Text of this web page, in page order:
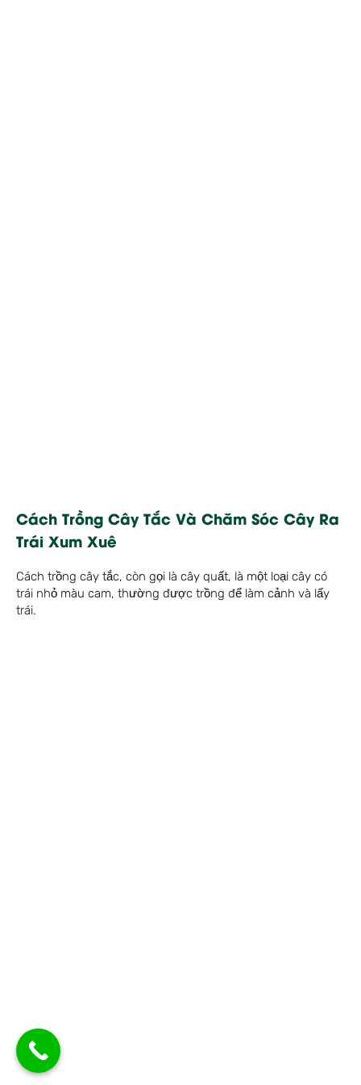
Cách Trồng Cây Tắc Và Chăm Sóc Cây Ra
Trái Xum Xuê
Cách trồng cây tắc, còn gọi là cây quất, là một loại cây có
trái nhỏ màu cam, thường được trồng để làm cảnh và lấy
trái.